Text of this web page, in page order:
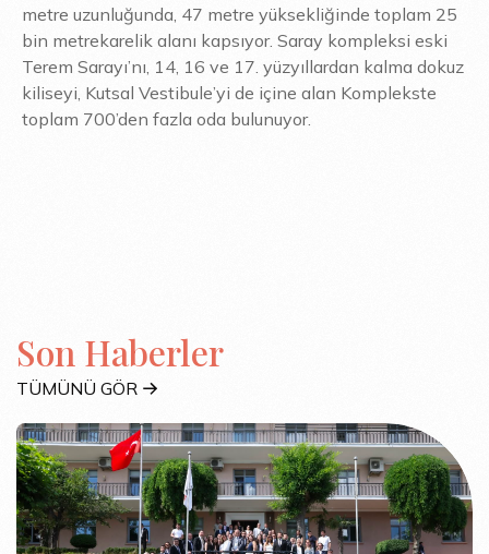
metre uzunluğunda, 47 metre yüksekliğinde toplam 25
bin metrekarelik alanı kapsıyor. Saray kompleksi eski
Terem Sarayı’nı, 14, 16 ve 17. yüzyıllardan kalma dokuz
kiliseyi, Kutsal Vestibule’yi de içine alan Komplekste
toplam 700’den fazla oda bulunuyor.
Son Haberler
TÜMÜNÜ GÖR